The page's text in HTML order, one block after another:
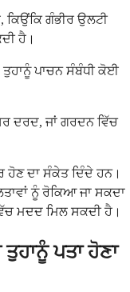
ਕਿਉਂਕਿ ਗੰਭੀਰ ਉਲਟੀ
ਹੈ।
ਤੁਹਾਨੂੰ ਪਾਚਨ ਸੰਬੰਧੀ ਕੋਈ
ਦਰਦ, ਜਾਂ ਗਰਦਨ ਵਿੱਚ
ਦਾ ਸੰਕੇਤ ਦਿੰਦੇ ਹਨ।
ਨੂੰ ਰੋਕਿਆ ਜਾ ਸਕਦਾ
ਮਦਦ ਮਿਲ ਸਕਦੀ ਹੈ।
ਪਤਾ ਹੋਣਾ